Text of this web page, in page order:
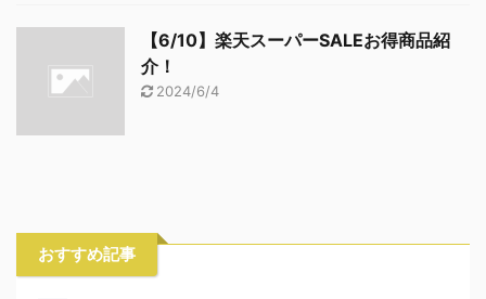
【6/10】楽天スーパーSALEお得商品紹
介！
2024/6/4
おすすめ記事